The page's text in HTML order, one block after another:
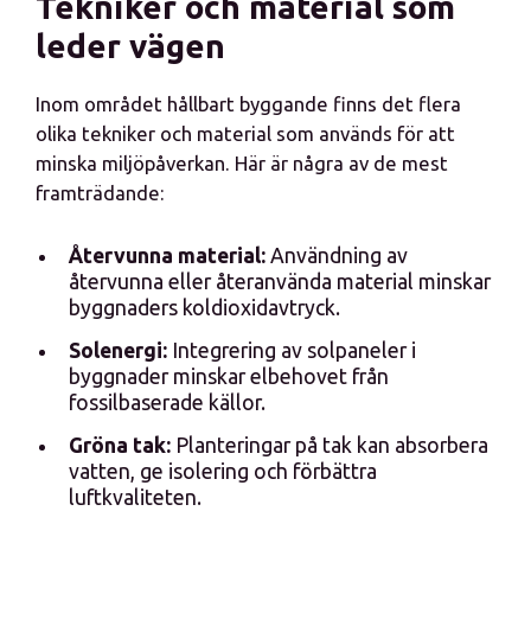
leder vägen
Inom området hållbart byggande finns det flera
olika tekniker och material som används för att
minska miljöpåverkan. Här är några av de mest
framträdande:
Återvunna material: Användning av
återvunna eller återanvända material minskar
byggnaders koldioxidavtryck.
Solenergi: Integrering av solpaneler i
byggnader minskar elbehovet från
fossilbaserade källor.
Gröna tak: Planteringar på tak kan absorbera
vatten, ge isolering och förbättra
luftkvaliteten.